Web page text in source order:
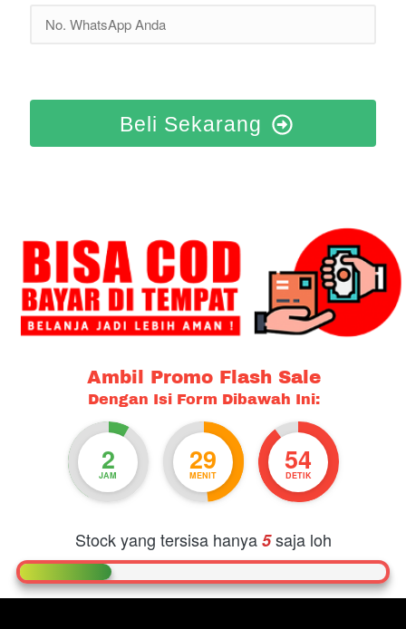
Beli Sekarang
Ambil Promo Flash Sale
Dengan Isi Form Dibawah Ini:
2
JAM 29
MENIT 54
DETIK
Stock yang tersisa hanya5saja loh